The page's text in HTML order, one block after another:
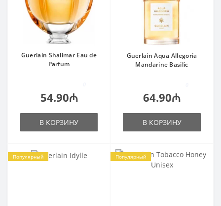
Guerlain Shalimar Eau de
Parfum
54.90₼
В КОРЗИНУ
Guerlain Aqua Allegoria
Mandarine Basilic
64.90₼
В КОРЗИНУ
Популярный Популярный